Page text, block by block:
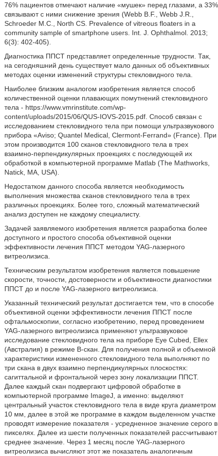
76% пациентов отмечают наличие «мушек» перед глазами, а 33%
связывают с ними снижение зрения (Webb B.F., Webb J.R.,
Schroeder М.С., North CS. Prevalence of vitreous floaters in a
community sample of smartphone users. Int. J. Ophthalmol. 2013;
6(3): 402-405).
Диагностика ППСТ представляет определенные трудности. Так,
на сегодняшний день существует мало данных об объективных
методах оценки изменений структуры стекловидного тела.
Наиболее близким аналогом изобретения является способ
количественной оценки плавающих помутнений стекловидного
тела - https://www.vmrinstitute.com/wp-
content/uploads/2015/06/QUS-IOVS-2015.pdf. Способ связан с
исследованием стекловидного тела при помощи ультразвукового
прибора «Aviso; Quantel Medical, Clermont-Ferrand» (France). При
этом производится 100 сканов стекловидного тела в трех
взаимно-перпендикулярных проекциях с последующей их
обработкой в компьютерной программе Matlab (The Mathworks,
Natick, MA, USA).
Недостатком данного способа является необходимость
выполнения множества сканов стекловидного тела в трех
различных проекциях. Более того, сложный математический
анализ доступен не каждому специалисту.
Задачей заявляемого изобретения является разработка более
доступного и простого способа объективной оценки
эффективности лечения ППСТ методом YAG-лазерного
витреолизиса.
Техническим результатом изобретения является повышение
скорости, точности, достоверности и объективности диагностики
ППСТ до и после YAG-лазерного витреолизиса.
Указанный технический результат достигается тем, что в способе
объективной оценки эффективности лечения ППСТ после
офтальмоскопии, согласно изобретению, перед проведением
YAG-лазерного витреолизиса применяют ультразвуковое
исследование стекловидного тела на приборе Eye Cubed, Ellex
(Австралия) в режиме В-скан. Для получения полной и объемной
характеристики измененного стекловидного тела выполняют по
три скана в двух взаимно перпендикулярных плоскостях:
сагиттальной и фронтальной через зону локализации ППСТ.
Далее каждый скан подвергают цифровой обработке в
компьютерной программе ImageJ, а именно: выделяют
центральный участок стекловидного тела в виде круга диаметром
10 мм, далее в этой же программе в каждом выделенном участке
проводят измерение показателя - усредненное значение серого в
пикселях. Далее из шести полученных показателей рассчитывают
среднее значение. Через 1 месяц после YAG-лазерного
витреолизиса вычисляют этот же показатель аналогичным